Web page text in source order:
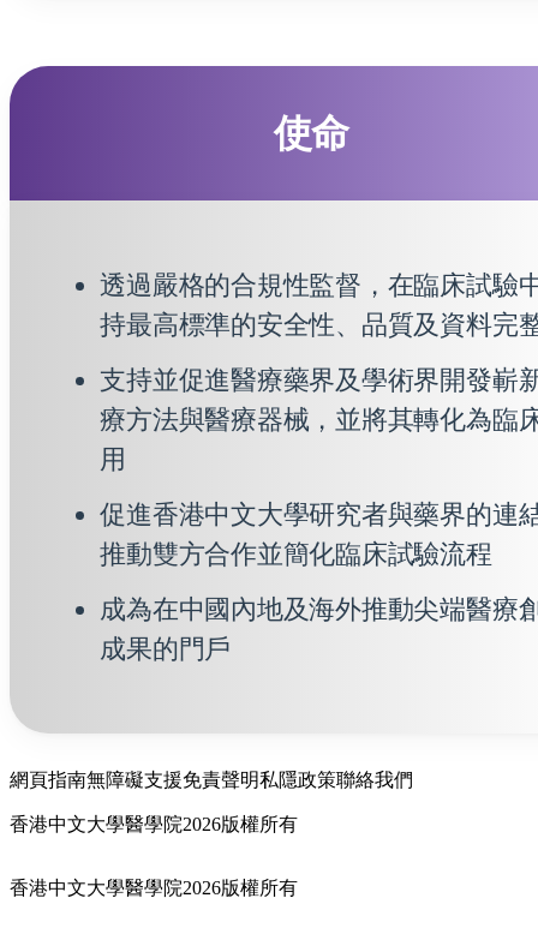
使命
透過嚴格的合規性監督，在臨床試驗
持最高標準的安全性、品質及資料完
支持並促進醫療藥界及學術界開發嶄
療方法與醫療器械，並將其轉化為臨
用
促進香港中文大學研究者與藥界的連
推動雙方合作並簡化臨床試驗流程
成為在中國內地及海外推動尖端醫療
成果的門戶
網頁指南無障礙支援免責聲明私隱政策聯絡我們
香港中文大學醫學院2026版權所有
香港中文大學醫學院2026版權所有